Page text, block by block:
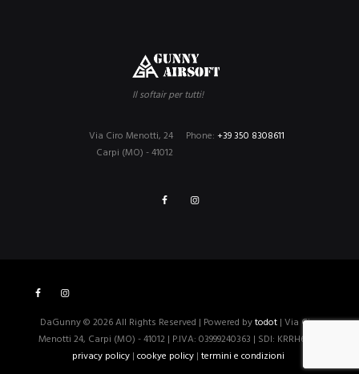
Il softair per tutti!
Phone: +39 350 8308611
Via Ciro Menotti, 24
Carpi (MO) - 41012
DaGunny © 2026 All Rights Reserved | Powered bytodot| Via Ciro
Menotti 24, Carpi (MO) - 41012 | P.IVA: 03999240363 | SDI: KRRH6B9 |
privacy policy| cookye policy| termini e condizioni